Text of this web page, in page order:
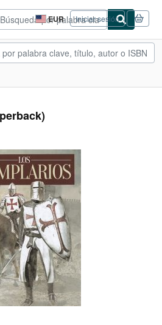
EUR
Preferencias
de
compra
del
Iniciar sesión
CERRAR